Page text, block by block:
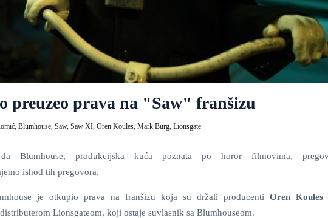
preuzeo prava na "Saw" franšizu
Blumhouse, Saw, Saw XI, Oren Koules, Mark Burg, Lionsgate
Blumhouse, produkcijska kuća poznata po horor filmovima,
ishod tih pregovora.
je otkupio prava na franšizu koja su držali producenti Oren Koules
Lionsgateom, koji ostaje suvlasnik sa Blumhouseom.